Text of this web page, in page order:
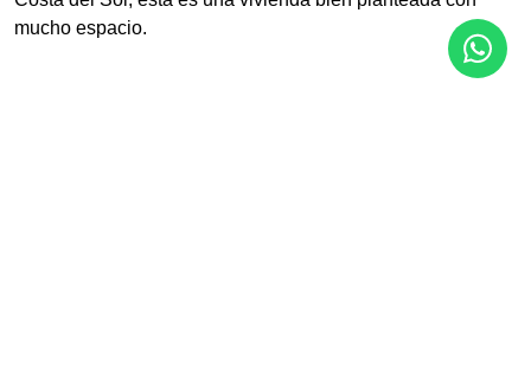
mucho espacio.